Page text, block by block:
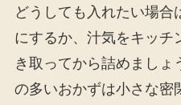
どうしても入れたい場合
にするか、汁気をキッチ
き取ってから詰めましょ
の多いおかずは小さな密